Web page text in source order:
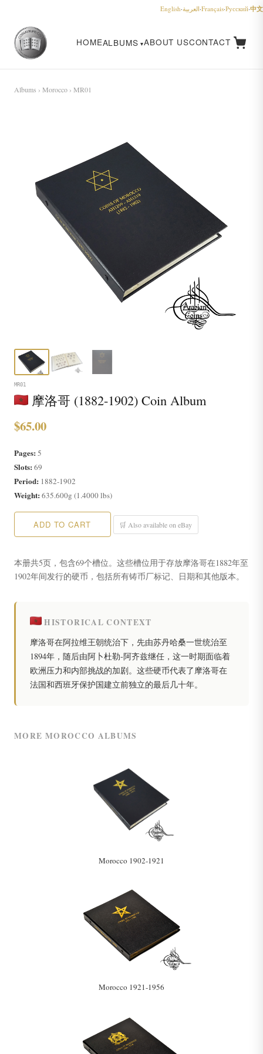
English·العربية·Français·Русский·中文
HOMEALBUMS ABOUT USCONTACT
Albums › Morocco › MR01
MR01
摩洛哥 (1882-1902) Coin Album
$65.00
Pages: 5
Slots:69
Period: 1882-1902
Weight:635.600g (1.4000 lbs)
ADD TO CART 🛒 Also available on eBay
本册共5页，包含69个槽位。这些槽位用于存放摩洛哥在1882年至
1902年间发行的硬币，包括所有铸币厂标记、日期和其他版本。
HISTORICAL CONTEXT
摩洛哥在阿拉维王朝统治下，先由苏丹哈桑一世统治至
1894年，随后由阿卜杜勒-阿齐兹继任，这一时期面临着
欧洲压力和内部挑战的加剧。这些硬币代表了摩洛哥在
法国和西班牙保护国建立前独立的最后几十年。
MORE MOROCCO ALBUMS
Morocco 1902-1921
Morocco 1921-1956